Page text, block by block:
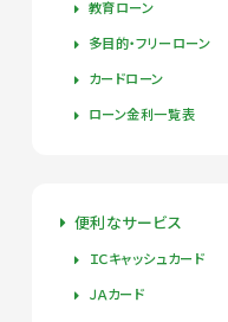
教育ローン
多目的・フリーローン
カードローン
ローン金利一覧表
便利なサービス
ＩＣキャッシュカード
ＪＡカード